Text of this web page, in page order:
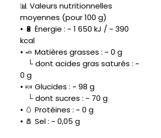
📊 Valeurs nutritionnelles
moyennes (pour 100 g)
• 🔋 Énergie : ~ 1 650 kJ / ~ 390
kcal
• 🧈 Matières grasses : ~ 0 g
└ dont acides gras saturés : ~
0 g
• 🍬 Glucides : ~ 98 g
└ dont sucres : ~ 70 g
• 🥚 Protéines : ~ 0 g
• 🧂 Sel : ~ 0,05 g